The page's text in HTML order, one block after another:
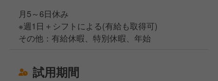
月5～6日休み
※週1日＋シフトによる(有給も取得可)
その他：有給休暇、特別休暇、年始
試用期間